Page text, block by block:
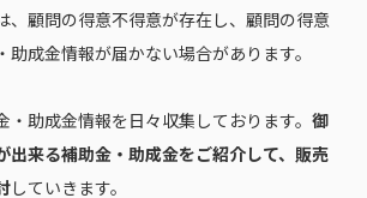
、顧問の得意不得意が存在し、顧問の得意
成金情報が届かない場合があります。
・助成金情報を日々収集しております。 御
出来る補助金・助成金をご紹介して、販売
していきます。